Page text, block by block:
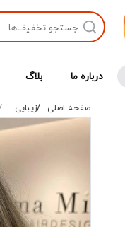
درباره ما بلاگ
صفحه اصلی زیبایی